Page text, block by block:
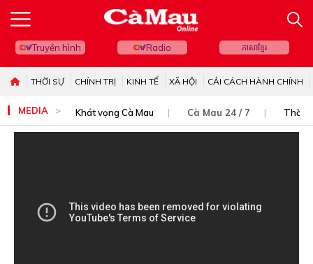
Truyền hình Radio ភាសាខ្មែរ
THỜI SỰ CHÍNH TRỊ KINH TẾ XÃ HỘI CẢI CÁCH HÀNH CHÍNH
MEDIA Khát vọng Cà Mau Cà Mau 24 / 7 Thời